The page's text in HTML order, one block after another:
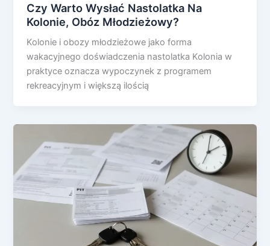
Czy Warto Wysłać Nastolatka Na
Kolonie, Obóz Młodzieżowy?
Kolonie i obozy młodzieżowe jako forma
wakacyjnego doświadczenia nastolatka Kolonia w
praktyce oznacza wypoczynek z programem
rekreacyjnym i większą ilością